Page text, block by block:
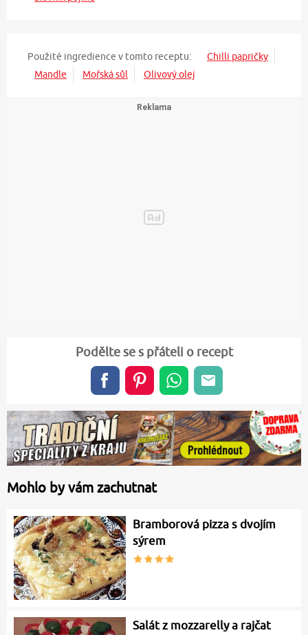
Použité ingredience v tomto receptu:
Chilli papričky
Mandle
Mořská sůl Olivový olej
Podělte se s přáteli o recept
Mohlo by vám zachutnat
Bramborová pizza s dvojím
sýrem
Salát z mozzarelly a rajčat